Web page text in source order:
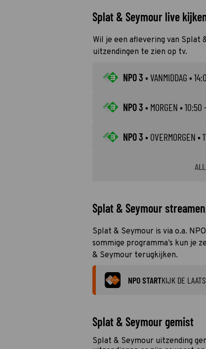
Splat & Seymour live
Wil je een aflevering van Splat
uitzendingen te zien op tv.
NPO 3 •VANMIDDAG •
NPO 3 • MORGEN • 10:50
NPO 3 • OVERMORGEN •
Splat & Seymour
Splat & Seymour is via o.a.
sommige programma’s kun je
& Seymour terugkijken.
NPO STARTKIJK DE
Splat & Seymour gemist
Splat & Seymour uitzending